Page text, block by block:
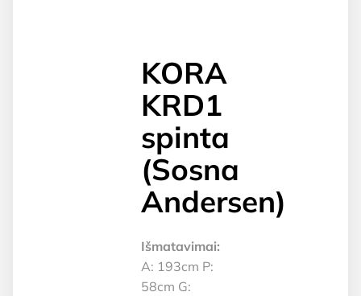
KORA
KRD1
spinta
(Sosna
Andersen)
Išmatavimai:
A: 193cm P:
58cm G: